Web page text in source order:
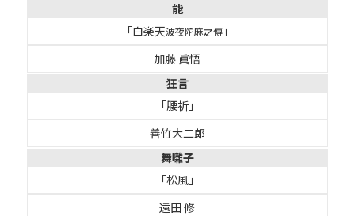
能
「白楽天波夜陀麻之傳」
加藤 眞悟
狂言
「腰祈」
善竹大二郎
舞囃子
「松風」
遠田 修